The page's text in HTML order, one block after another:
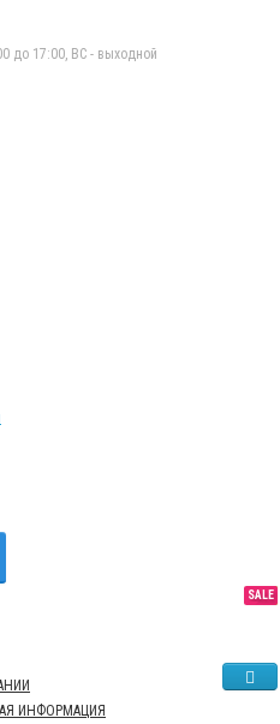
до 17:00, ВС - выходной
ИНФОРМАЦИЯ
NEW
TOP
SALE